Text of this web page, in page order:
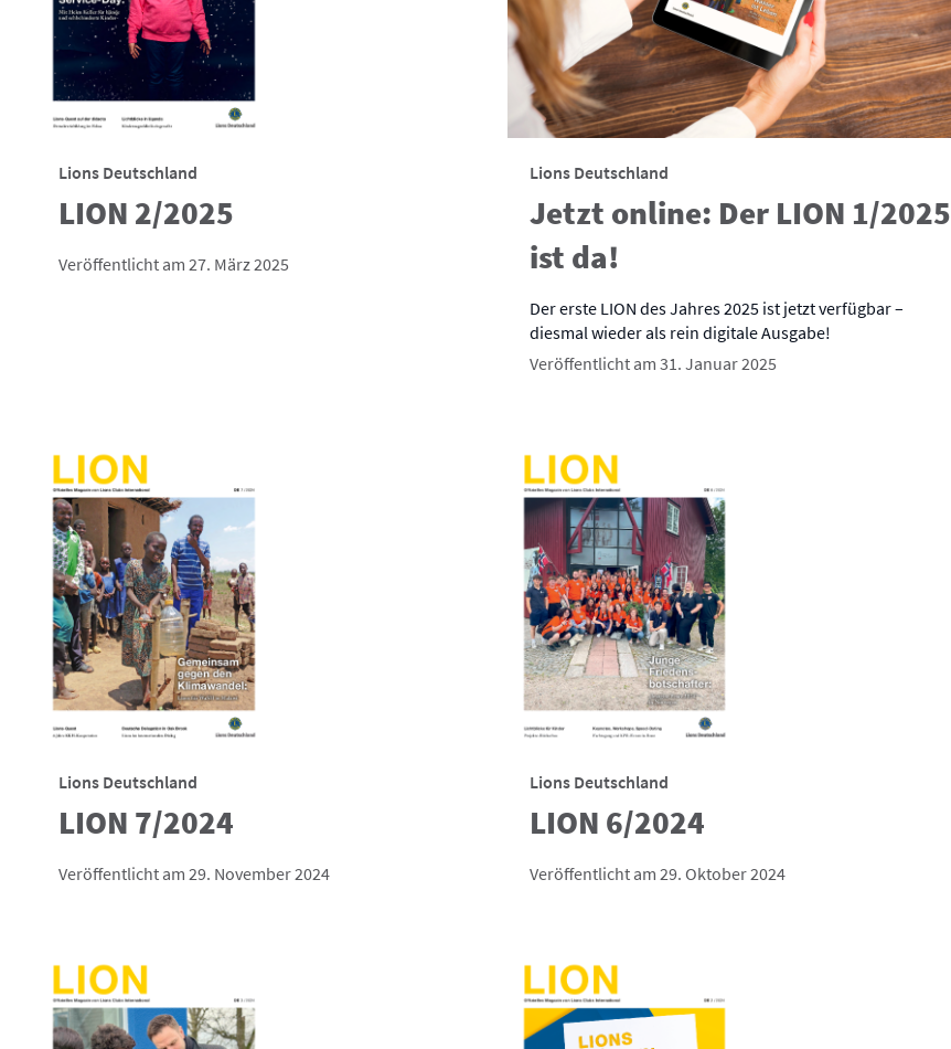
Lions Deutschland
LION 2/2025
Veröffentlicht am 27. März 2025
Lions Deutschland
Jetzt online: Der LION 1/2025
ist da!
Der erste LION des Jahres 2025 ist jetzt verfügbar –
diesmal wieder als rein digitale Ausgabe!
Veröffentlicht am 31. Januar 2025
Lions Deutschland
LION 7/2024
Veröffentlicht am 29. November 2024
Lions Deutschland
LION 6/2024
Veröffentlicht am 29. Oktober 2024